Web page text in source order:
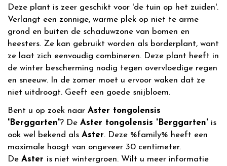
Deze plant is zeer geschikt voor 'de tuin op het zuiden'.
Verlangt een zonnige, warme plek op niet te arme
grond en buiten de schaduwzone van bomen en
heesters. Ze kan gebruikt worden als borderplant, want
ze laat zich eenvoudig combineren. Deze plant heeft in
de winter bescherming nodig tegen overvloedige regen
en sneeuw. In de zomer moet u ervoor waken dat ze
niet uitdroogt. Geeft een goede snijbloem.
Bent u op zoek naar Aster tongolensis
'Berggarten'? De Aster tongolensis 'Berggarten' is
ook wel bekend als Aster. Deze %family% heeft een
maximale hoogt van ongeveer 30 centimeter.
De Aster is niet wintergroen. Wilt u meer informatie